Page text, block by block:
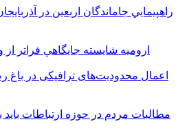
راهپيمايي جاماندگان اربعين در
اروميه شايسته جايگاهي فراتر
اعمال محدودیت‌های ترافیکی در باغ
مطالبات مردم در حوزه ارتباطات